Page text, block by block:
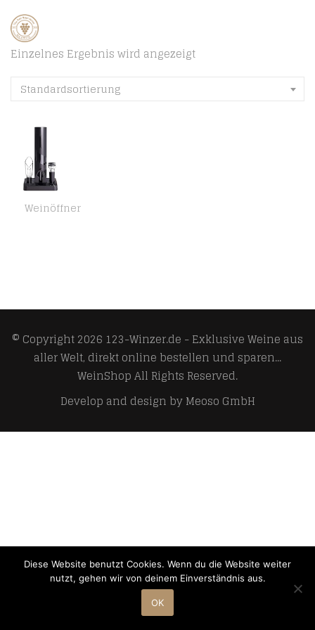
Einzelnes Ergebnis wird angezeigt
Standardsortierung
Weinöffner
© Copyright 2026 123-Winzer.de - Exklusive Weine aus
aller Welt, direkt online bestellen und sparen...
WeinShopAll Rights Reserved.
Develop and design byMeoso GmbH
Diese Website benutzt Cookies. Wenn du die Website weiter
nutzt, gehen wir von deinem Einverständnis aus.
OK